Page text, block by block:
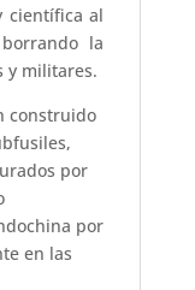
científica al
la
y militares.
construido
por
por
en las